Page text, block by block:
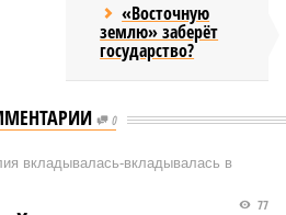
«Восточную
землю» заберёт
государство?
0
вкладывалась-вкладывалась в
77